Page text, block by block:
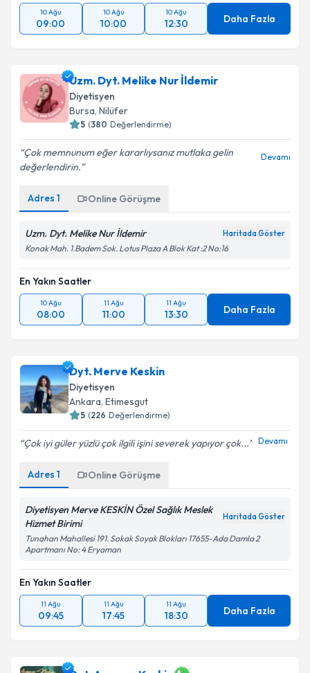
10 Ağu
09:00
10 Ağu
10:00
10 Ağu
12:30 Daha Fazla
Uzm. Dyt. Melike Nur İldemir
Diyetisyen
Bursa, Nilüfer
5 (380 Değerlendirme)
Çok memnunum eğer kararlıysanız mutlaka gelin
değerlendirin.
Devamı
Adres 1 Online Görüşme
Uzm. Dyt. Melike Nur İldemir Haritada Göster
Konak Mah. 1.Badem Sok. Lotus Plaza A Blok Kat :2 No:16
En Yakın Saatler
10 Ağu
08:00
11 Ağu
11:00
11 Ağu
13:30 Daha Fazla
Dyt. Merve Keskin
Diyetisyen
Ankara, Etimesgut
5 (226 Değerlendirme)
Çok iyi güler yüzlü çok ilgili işini severek yapıyor çok... Devamı
Adres 1 Online Görüşme
Diyetisyen Merve KESKİN Özel Sağlık Meslek
Hizmet Birimi
Haritada Göster
Tunahan Mahallesi 191. Sokak Soyak Blokları 17655-Ada Damla 2
Apartmanı No: 4 Eryaman
En Yakın Saatler
11 Ağu
09:45
11 Ağu
17:45
11 Ağu
18:30 Daha Fazla